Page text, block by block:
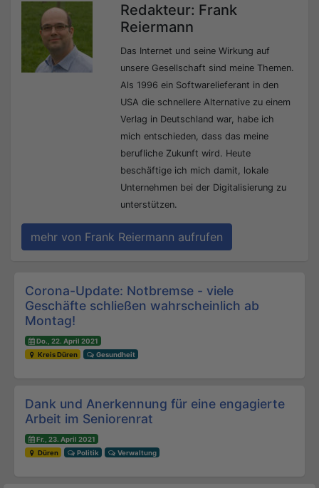
Redakteur: Frank
Reiermann
Das Internet und seine Wirkung auf
unsere Gesellschaft sind meine Themen.
Als 1996 ein Softwarelieferant in den
USA die schnellere Alternative zu einem
Verlag in Deutschland war, habe ich
mich entschieden, dass das meine
berufliche Zukunft wird. Heute
beschäftige ich mich damit, lokale
Unternehmen bei der Digitalisierung zu
unterstützen.
mehr von Frank Reiermann aufrufen
Beitrags-Navigation
Corona-Update: Notbremse - viele
Geschäfte schließen wahrscheinlich ab
Montag!
Do., 22. April 2021
Kreis Düren
Gesundheit
Dank und Anerkennung für eine engagierte
Arbeit im Seniorenrat
Fr., 23. April 2021
Düren
Politik Verwaltung